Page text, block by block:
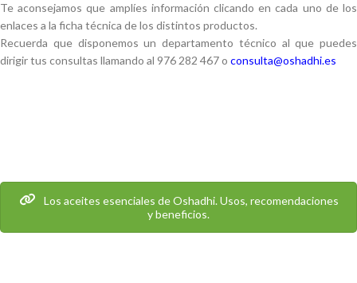
Te aconsejamos que amplíes información clicando en cada uno de los
enlaces a la ficha técnica de los distintos productos.
Recuerda que disponemos un departamento técnico al que puedes
dirigir tus consultas llamando al 976 282 467 o consulta@oshadhi.es
Los aceites esenciales de Oshadhi. Usos, recomendaciones
y beneficios.